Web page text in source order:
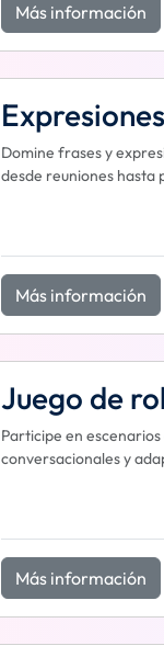
Más información
Domine frases y
desde reuniones hasta
Más información
Juego de
Participe en
conversacionales y
Más información